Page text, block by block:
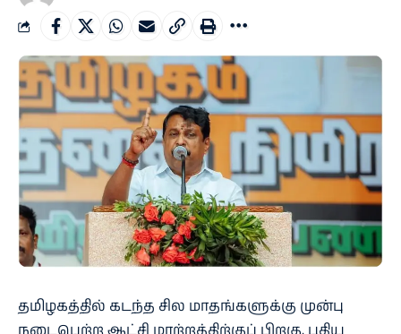
தமிழகத்தில் கடந்த சில மாதங்களுக்கு முன்பு